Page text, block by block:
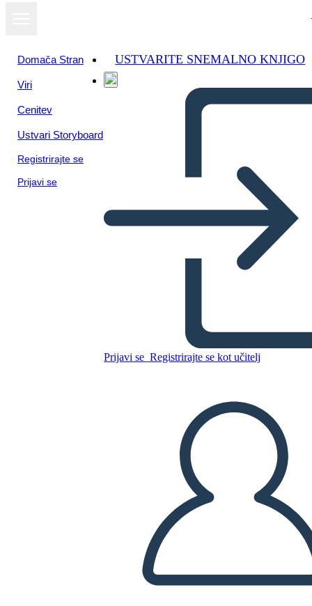
Domača Stran
Viri
Cenitev
Ustvari Storyboard
Registrirajte se
Prijavi se
USTVARITE SNEMALNO KNJIGO
Prijavi se Registrirajte se kot učitelj
USTVARITE SNEMALNO KNJIGO
PREDVAJANJE DIAPROJEKCIJE
PREBERI MI